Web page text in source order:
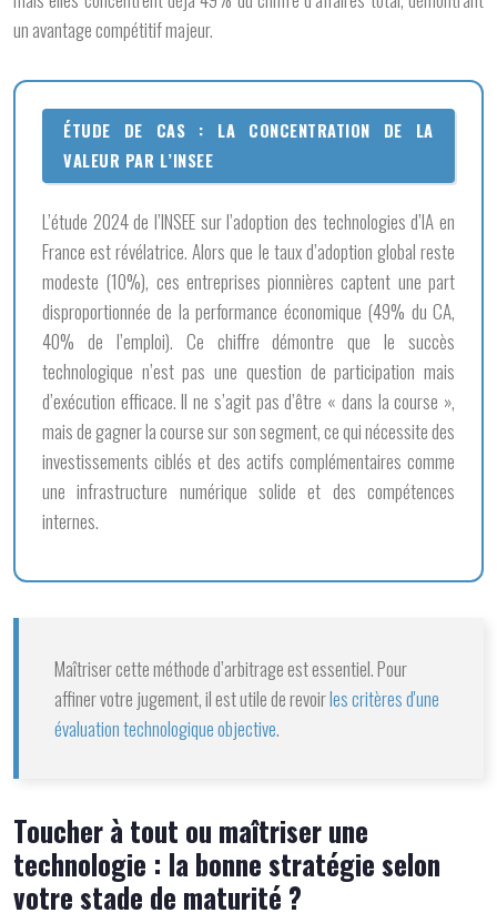
un avantage compétitif majeur.
ÉTUDE DE CAS : LA CONCENTRATION DE LA
VALEUR PAR L’INSEE
L’étude 2024 de l’INSEE sur l’adoption des technologies d’IA en
France est révélatrice. Alors que le taux d’adoption global reste
modeste (10%), ces entreprises pionnières captent une part
disproportionnée de la performance économique (49% du CA,
40% de l’emploi). Ce chiffre démontre que le succès
technologique n’est pas une question de participation mais
d’exécution efficace. Il ne s’agit pas d’être « dans la course »,
mais de gagner la course sur son segment, ce qui nécessite des
investissements ciblés et des actifs complémentaires comme
une infrastructure numérique solide et des compétences
internes.
Maîtriser cette méthode d’arbitrage est essentiel. Pour
affiner votre jugement, il est utile de revoirles critères d'une
évaluation technologique objective.
Toucher à tout ou maîtriser une
technologie : la bonne stratégie selon
votre stade de maturité ?